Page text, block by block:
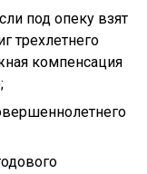
под опеку взят
трехлетнего
компенсация